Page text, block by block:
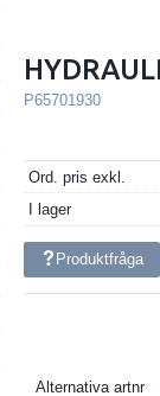
P65701930
Ord. pris exkl.
I lager
Produktfråga
Alternativa artnr